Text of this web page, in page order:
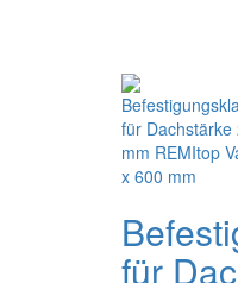
für